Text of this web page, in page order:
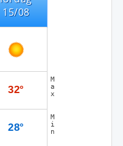
15/08
32°
M
a
x
28°
M
i
n